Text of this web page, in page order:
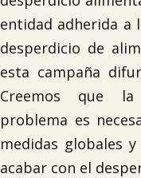
entidad adherida a
desperdicio de
esta campaña
Creemos que la
problema es
medidas globales
acabar con el